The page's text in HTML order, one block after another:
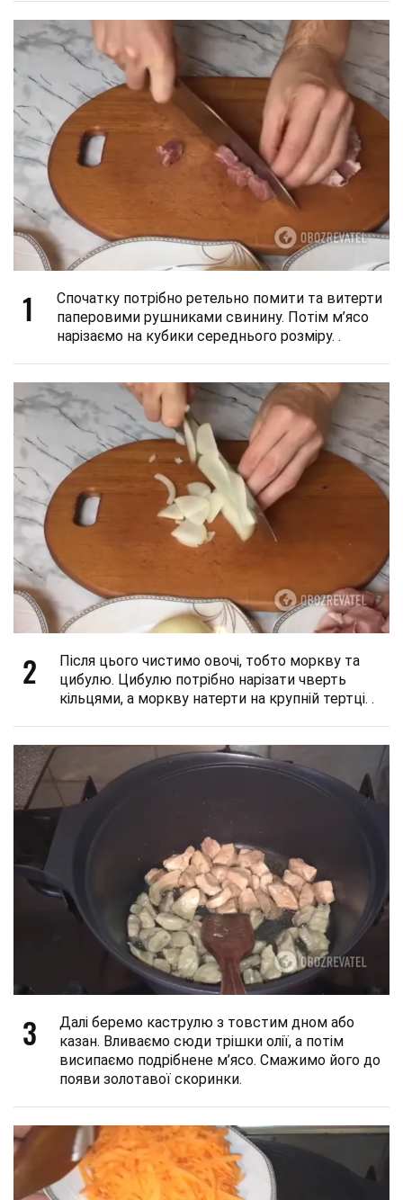
1
Спочатку потрібно ретельно помити та витерти
паперовими рушниками свинину. Потім м’ясо
нарізаємо на кубики середнього розміру. .
2
Після цього чистимо овочі, тобто моркву та
цибулю. Цибулю потрібно нарізати чверть
кільцями, а моркву натерти на крупній тертці. .
3
Далі беремо каструлю з товстим дном або
казан. Вливаємо сюди трішки олії, а потім
висипаємо подрібнене м’ясо. Смажимо його до
появи золотавої скоринки.